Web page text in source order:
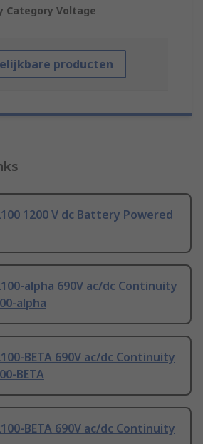
Category Voltage
producten
1200 V dc Battery Powered
alpha 690V ac/dc Continuity
alpha
BETA 690V ac/dc Continuity
BETA
BETA 690V ac/dc Continuity